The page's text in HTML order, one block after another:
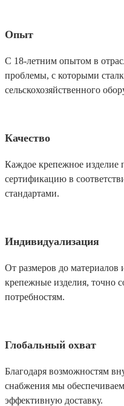
Опыт
С 18-летним опытом в
проблемы, с которыми
сельскохозяйственного
Качество
Каждое крепежное изделие
сертификацию в
стандартами.
Индивидуализация
От размеров до
крепежные изделия, точно
потребностям.
Глобальный охват
Благодаря возможностям
снабжения мы
эффективную доставку.